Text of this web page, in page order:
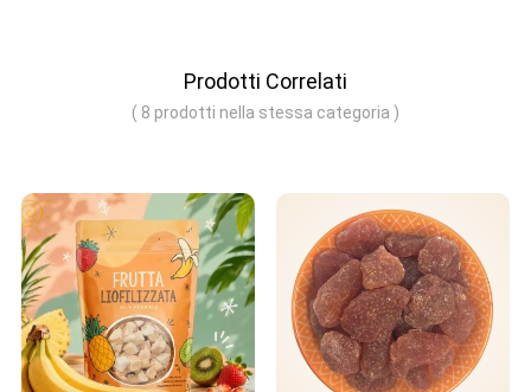
Prodotti Correlati
( 8 prodotti nella stessa categoria )